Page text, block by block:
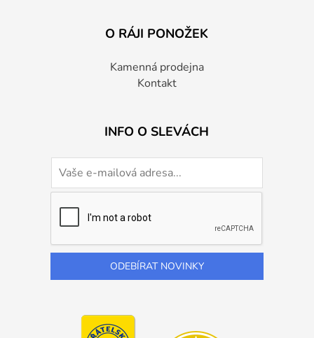
O RÁJI PONOŽEK
Kamenná prodejna
Kontakt
INFO O SLEVÁCH